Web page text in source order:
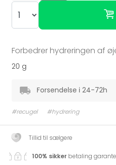
Forbedrer hydreringen af
20 g
Forsendelse i 24-72h
#recugel #hydrering
Tillid til sælgere
100% sikker betaling